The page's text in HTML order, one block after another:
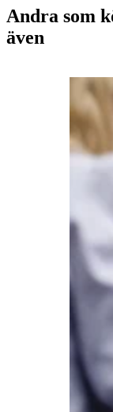
Andra som
även